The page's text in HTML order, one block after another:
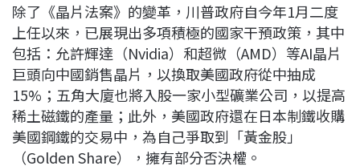
除了《晶片法案》的變革，川普政府自今年1月二度
上任以來，已展現出多項積極的國家干預政策，其中
包括：允許輝達（Nvidia）和超微（AMD）等AI晶片
巨頭向中國銷售晶片，以換取美國政府從中抽成
15%；五角大廈也將入股一家小型礦業公司，以提高
稀土磁鐵的產量；此外，美國政府還在日本制鐵收購
美國鋼鐵的交易中，為自己爭取到「黃金股」
（Golden Share），擁有部分否決權。